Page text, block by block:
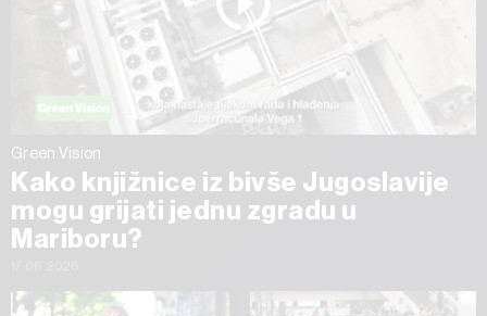
Green Vision
Kako knjižnice iz bivše Jugoslavije
mogu grijati jednu zgradu u
Mariboru?